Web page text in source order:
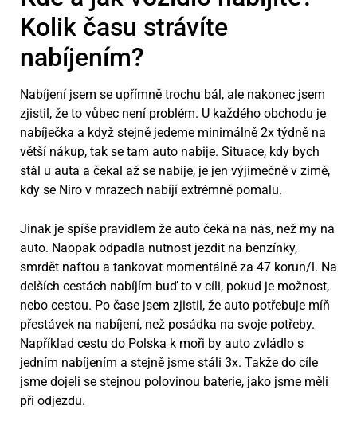
Kolik času strávíte
nabíjením?
Nabíjení jsem se upřímně trochu bál, ale nakonec jsem
zjistil, že to vůbec není problém. U každého obchodu je
nabíječka a když stejně jedeme minimálně 2x týdně na
větší nákup, tak se tam auto nabije. Situace, kdy bych
stál u auta a čekal až se nabije, je jen výjimečně v zimě,
kdy se Niro v mrazech nabíjí extrémně pomalu.
Jinak je spíše pravidlem že auto čeká na nás, než my na
auto. Naopak odpadla nutnost jezdit na benzínky,
smrdět naftou a tankovat momentálně za 47 korun/l. Na
delších cestách nabíjím buď to v cíli, pokud je možnost,
nebo cestou. Po čase jsem zjistil, že auto potřebuje míň
přestávek na nabíjení, než posádka na svoje potřeby.
Například cestu do Polska k moři by auto zvládlo s
jedním nabíjením a stejně jsme stáli 3x. Takže do cíle
jsme dojeli se stejnou polovinou baterie, jako jsme měli
při odjezdu.